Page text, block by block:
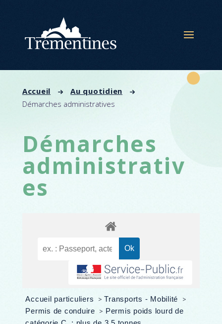
Accueil
Au quotidien
Démarches administratives
Démarches
administrativ
es
Accueil particuliers > Transports - Mobilité >
Permis de conduire > Permis poids lourd de